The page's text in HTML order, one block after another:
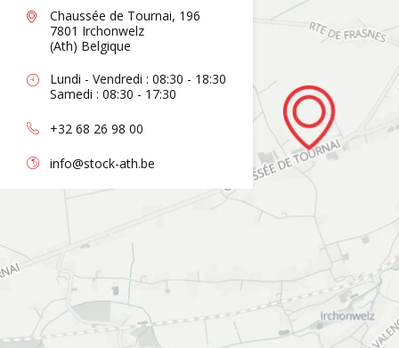
Chaussée de Tournai, 196
7801 Irchonwelz
(Ath) Belgique
Lundi - Vendredi : 08:30 - 18:30
Samedi : 08:30 - 17:30
+32 68 26 98 00
info@stock-ath.be